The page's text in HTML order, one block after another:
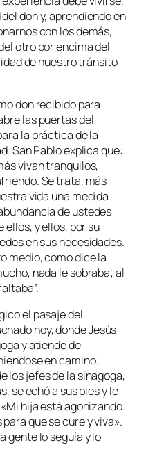
don y, aprendiendo en
con los demás,
otro por encima del
de nuestro tránsito
don recibido para
las puertas del
la práctica de la
San Pablo explica que:
vivan tranquilos,
Se trata, más
vida una medida
de ustedes
ellos, y ellos, por su
en sus necesidades.
medio, como dice la
nada le sobraba; al
”.
el pasaje del
hoy, donde Jesús
y atiende de
en camino:
los jefes de la sinagoga,
se echó a sus pies y le
hija está agonizando.
que se cure y viva».
gente lo seguía y lo